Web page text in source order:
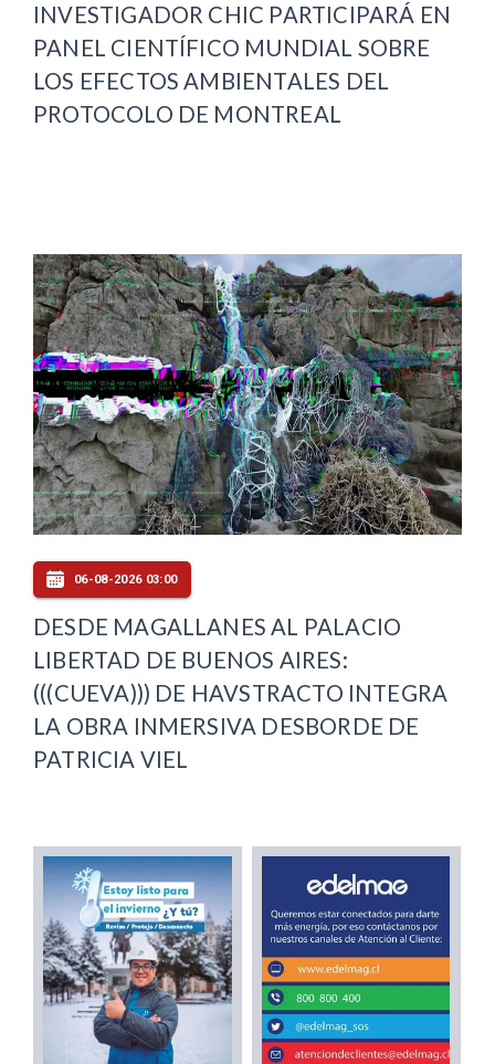
INVESTIGADOR CHIC PARTICIPARÁ EN
PANEL CIENTÍFICO MUNDIAL SOBRE
LOS EFECTOS AMBIENTALES DEL
PROTOCOLO DE MONTREAL
06-08-2026 03:00
DESDE MAGALLANES AL PALACIO
LIBERTAD DE BUENOS AIRES:
(((CUEVA))) DE HAVSTRACTO INTEGRA
LA OBRA INMERSIVA DESBORDE DE
PATRICIA VIEL